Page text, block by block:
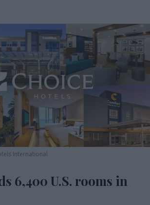
International
6,400 U.S. rooms in